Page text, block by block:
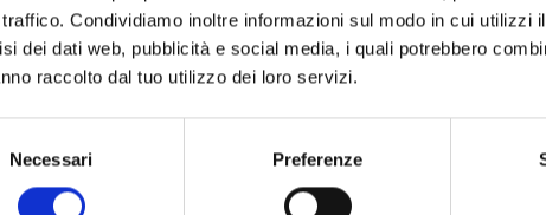
Condividiamo inoltre informazioni sul modo in cui
dei dati web, pubblicità e social media, i quali potrebbero
raccolto dal tuo utilizzo dei loro servizi.
Necessari Preferenze